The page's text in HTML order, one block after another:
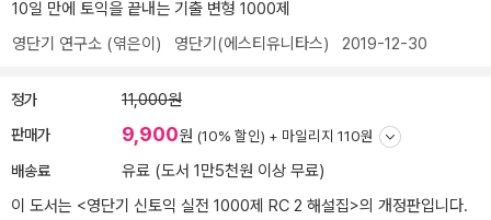
10일 만에 토익을 끝내는 기출 변형 1000제
영단기 연구소 (엮은이) 영단기(에스티유니타스) 2019-12-30
정가 11,000원
판매가 9,900원 (10% 할인) + 마일리지 110원
배송료
유료 (도서 1만5천원 이상 무료)
이 도서는 <영단기 신토익 실전 1000제 RC 2 해설집>의 개정판입니다.